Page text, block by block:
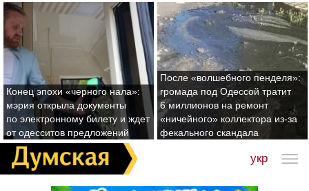
Конец эпохи «черного нала»:
мэрия открыла документы
по электронному билету и ждет
от одесситов предложений
После «волшебного пенделя»:
громада под Одессой тратит
6 миллионов на ремонт
«ничейного» коллектора из-за
фекального скандала
укр